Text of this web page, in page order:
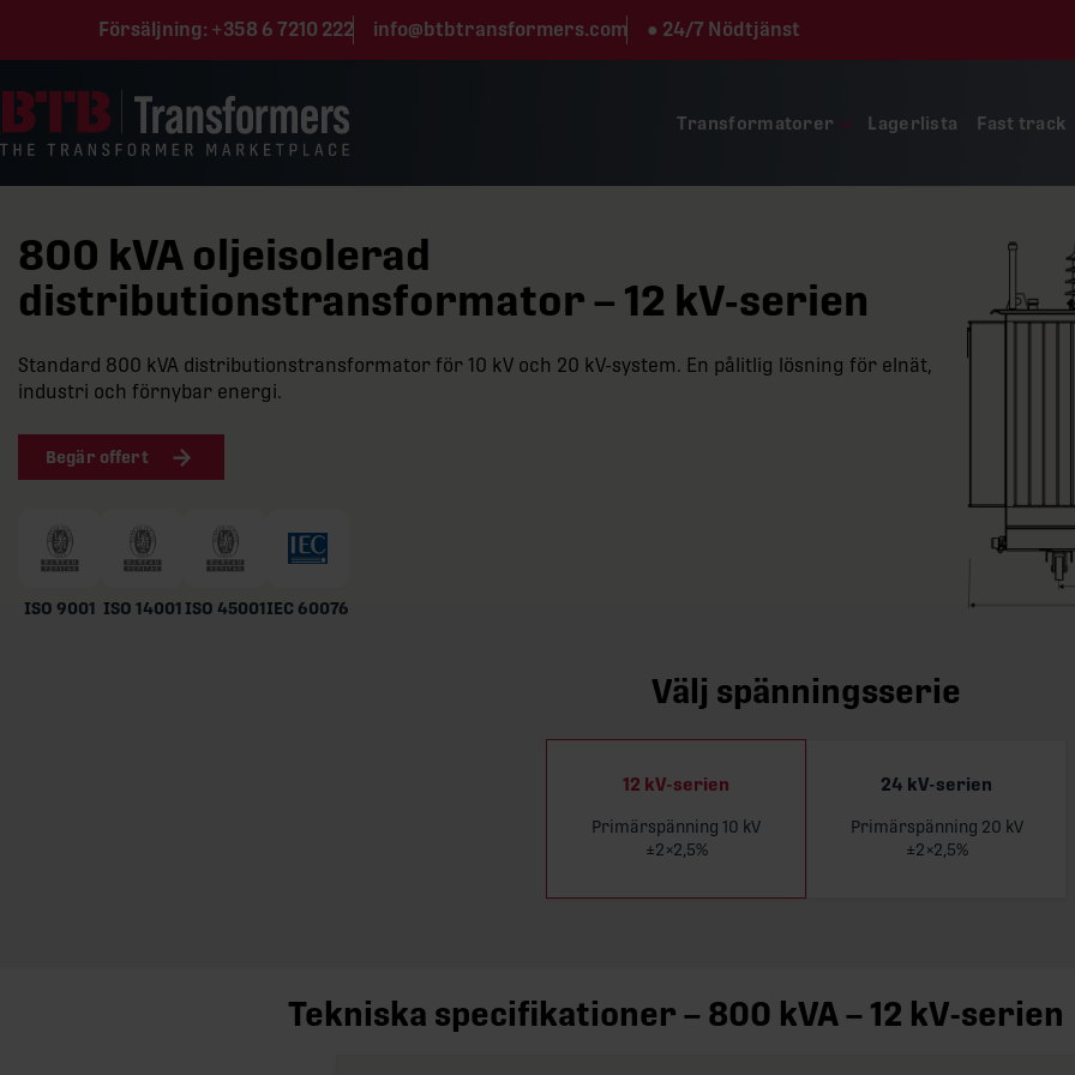
Försäljning: +358 6 7210 222 info@btbtransformers.com ● 24/7 Nödtjänst
Transformatorer Lagerlista Fast track
800 kVA oljeisolerad
distributionstransformator – 12 kV-serien
Standard 800 kVA distributionstransformator för 10 kV och 20 kV-system. En pålitlig lösning för elnät,
industri och förnybar energi.
Begär offert
ISO 9001 ISO 14001 ISO 45001IEC 60076
Välj spänningsserie
12 kV-serien
Primärspänning 10 kV
±2×2,5%
24 kV-serien
Primärspänning 20 kV
±2×2,5%
Tekniska specifikationer – 800 kVA – 12 kV-serien